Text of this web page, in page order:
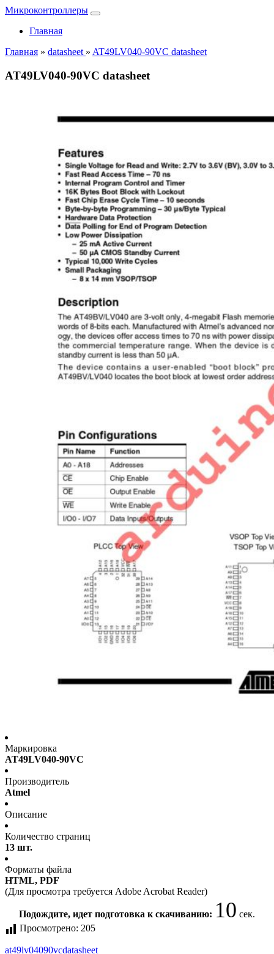
Микроконтроллеры
Главная
Главная » datasheet » AT49LV040-90VC datasheet
AT49LV040-90VC datasheet
Маркировка
AT49LV040-90VC
Производитель
Atmel
Описание
Количество страниц
13 шт.
Форматы файла
HTML, PDF
(Для просмотра требуется Adobe Acrobat Reader)
Подождите, идет подготовка к скачиванию: 10 сек.
Просмотрено: 205
at49lv04090vcdatasheet